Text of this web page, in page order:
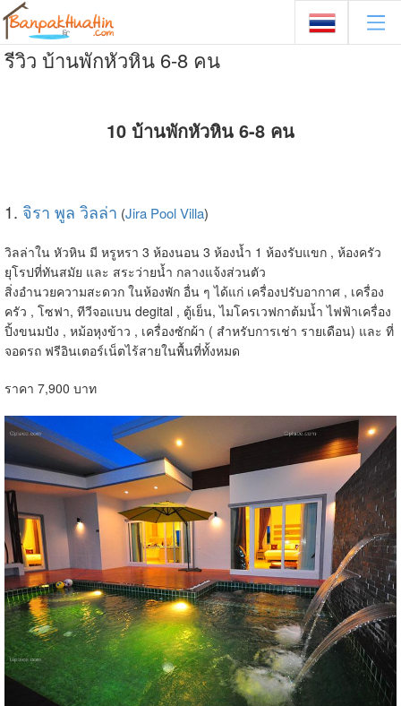
รีวิว บ้านพักหัวหิน 6-8 คน
10 บ้านพักหัวหิน 6-8 คน
1. จิรา พูล วิลล่า (Jira Pool Villa)
วิลล่าใน หัวหิน มี หรูหรา 3 ห้องนอน 3 ห้องน้ำ 1 ห้องรับแขก , ห้องครัว
ยุโรปที่ทันสมัย และ สระว่ายน้ำ กลางแจ้งส่วนตัว
สิ่งอำนวยความสะดวก ในห้องพัก อื่น ๆ ได้แก่ เครื่องปรับอากาศ , เครื่อง
ครัว , โซฟา, ทีวีจอแบน degital , ตู้เย็น, ไมโครเวฟกาต้มน้ำ ไฟฟ้าเครื่อง
ปิ้งขนมปัง , หม้อหุงข้าว , เครื่องซักผ้า ( สำหรับการเช่า รายเดือน) และ ที่
จอดรถ ฟรีอินเตอร์เน็ตไร้สายในพื้นที่ทั้งหมด
ราคา 7,900 บาท